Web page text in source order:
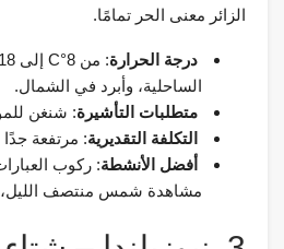
الزائر معنى الحر تمامًا.
درجة الحرارة
الساحلية، وأبرد في الشمال.
متطلبات التأشيرة: شنغن
التكلفة التقديرية: مرتفعة جدًا (نحو 250
أفضل الأنشطة: ركوب
مشاهدة شمس منتصف الليل،